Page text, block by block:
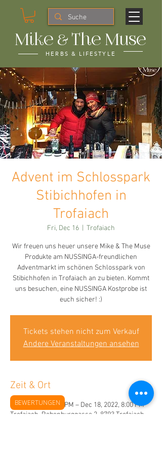
Mike & The Muse
HERBS & LIFESTYLE
Advent im Schlosspark
Stibichhofen in
Trofaiach
Fri, Dec 16 Trofaiach
Wir freuen uns heuer unsere Mike & The Muse
Produkte am NUSSINGA-freundlichen
Adventmarkt im schönen Schlosspark von
Stibichhofen in Trofaiach an zu bieten. Kommt
uns besuchen, eine NUSSINGA Kostprobe ist
euch sicher! :)
Tickets stehen nicht zum Verkauf
Andere Veranstaltungen ansehen
Zeit & Ort
Dec 16, 2022, 3:00 PM – Dec 18, 2022, 8:00 PM
Trofaiach, Rebenburggasse 2, 8793 Trofaiach,
BEWERTUNGEN